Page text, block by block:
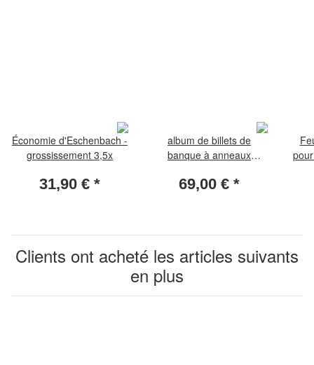
Économie d'Eschenbach -
grossissement 3,5x
31,90 € *
album de billets de
banque à anneaux
fo-101
69,00 € *
Clients ont acheté les articles suivants
en plus